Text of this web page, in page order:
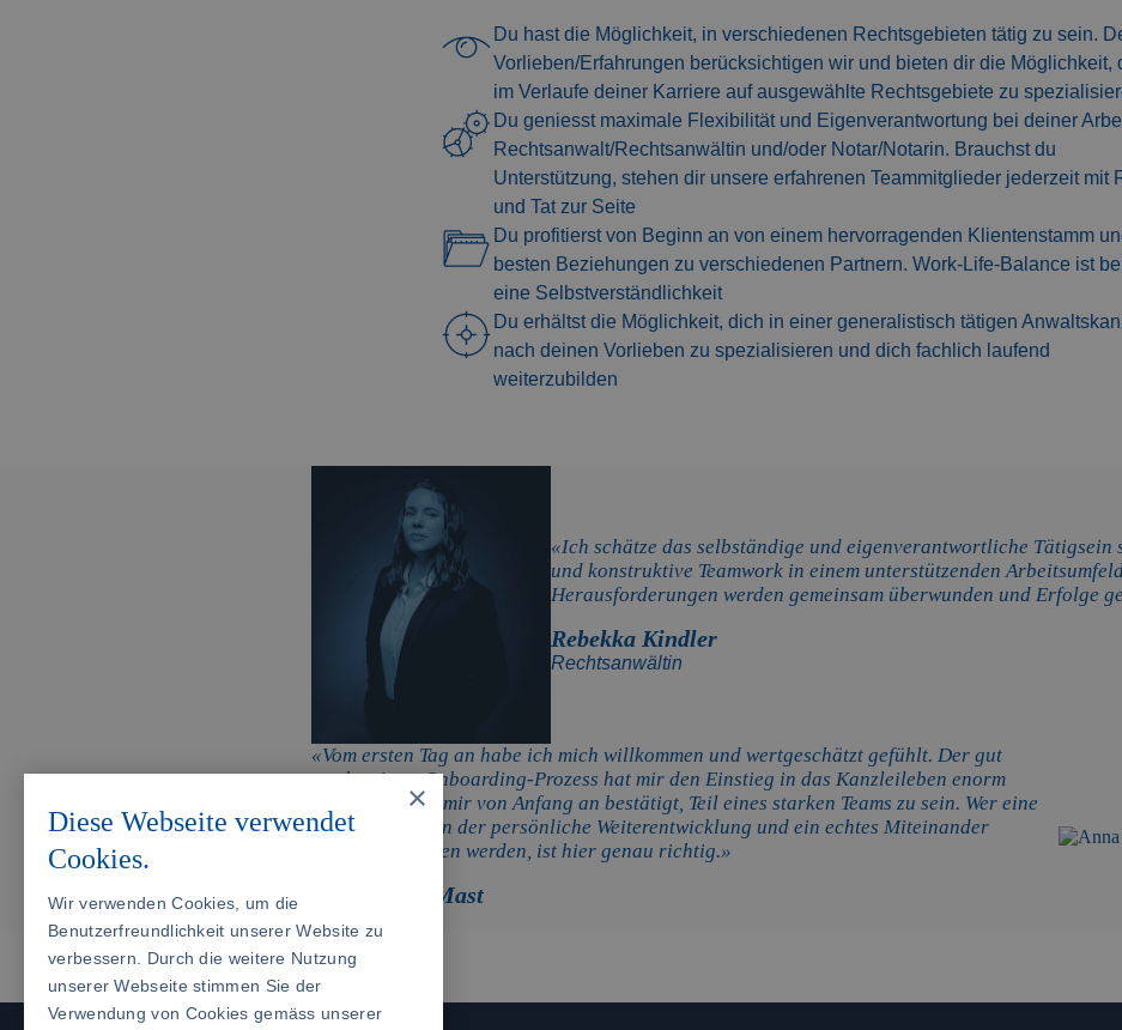
Du hast die Möglichkeit, in verschiedenen Rechtsgebieten tätig zu sein.
Vorlieben/Erfahrungen berücksichtigen wir und bieten dir die Möglichkeit,
im Verlaufe deiner Karriere auf ausgewählte Rechtsgebiete zu
Du geniesst maximale Flexibilität und Eigenverantwortung bei deiner
Rechtsanwalt/Rechtsanwältin und/oder Notar/Notarin. Brauchst du
Unterstützung, stehen dir unsere erfahrenen Teammitglieder jederzeit mit
und Tat zur Seite
Du profitierst von Beginn an von einem hervorragenden Klientenstamm
besten Beziehungen zu verschiedenen Partnern. Work-Life-Balance ist
eine Selbstverständlichkeit
Du erhältst die Möglichkeit, dich in einer generalistisch tätigen
nach deinen Vorlieben zu spezialisieren und dich fachlich laufend
weiterzubilden
«Ich schätze das selbständige und eigenverantwortliche Tätigsein
und konstruktive Teamwork in einem unterstützenden
Herausforderungen werden gemeinsam überwunden und Erfolge
Rebekka Kindler
Rechtsanwältin
«Vom ersten Tag an habe ich mich willkommen und wertgeschätzt gefühlt. Der gut
strukturierte Onboarding-Prozess hat mir den Einstieg in das Kanzleileben enorm
erleichtert und mir von Anfang an bestätigt, Teil eines starken Teams zu sein. Wer eine
Kanzlei sucht, in der persönliche Weiterentwicklung und ein echtes Miteinander
grossgeschrieben werden, ist hier genau richtig.»
Anna Clara Mast
Rechtsanwältin
×
Diese Webseite verwendet
Cookies.
Wir verwenden Cookies, um die
Benutzerfreundlichkeit unserer Website zu
verbessern. Durch die weitere Nutzung
unserer Webseite stimmen Sie der
Verwendung von Cookies gemäss unserer